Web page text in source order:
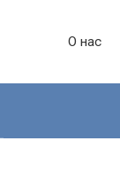
О нас